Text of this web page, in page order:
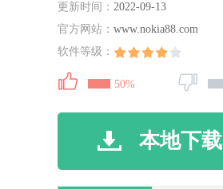
更新时间： 2022-09-13
官方网站： www.nokia88.com
软件等级：
50%
本地下载